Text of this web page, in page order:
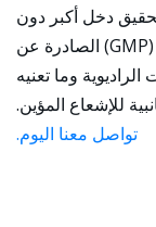
دخل أكبر دون
المساس بشهادة ممارسات التصنيع الجيدة (GMP) الصادرة عن
وما تعنيه
للإشعاع المؤين.
تواصل معنا اليوم.